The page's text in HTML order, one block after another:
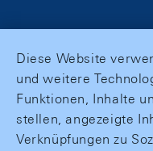
Diese Website
und weitere
Funktionen, Inhalte
stellen, angezeigte
Verknüpfungen zu